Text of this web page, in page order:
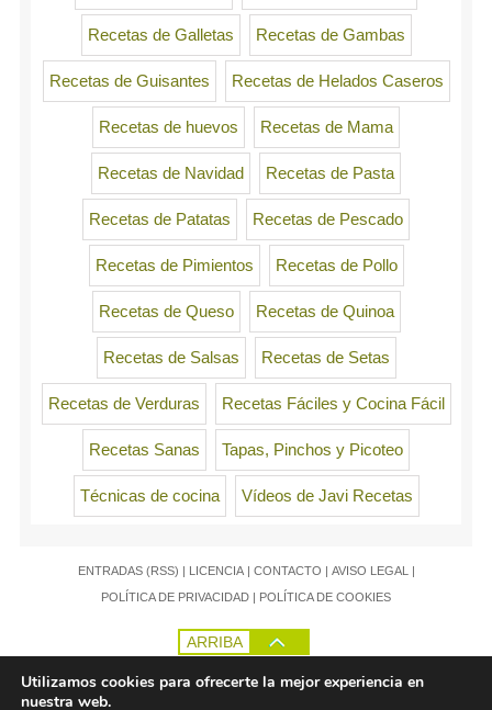
Recetas de Galletas Recetas de Gambas
Recetas de Guisantes Recetas de Helados Caseros
Recetas de huevos Recetas de Mama
Recetas de Navidad Recetas de Pasta
Recetas de Patatas Recetas de Pescado
Recetas de Pimientos Recetas de Pollo
Recetas de Queso Recetas de Quinoa
Recetas de Salsas Recetas de Setas
Recetas de Verduras Recetas Fáciles y Cocina Fácil
Recetas Sanas Tapas, Pinchos y Picoteo
Técnicas de cocina Vídeos de Javi Recetas
ENTRADAS (RSS) LICENCIA| CONTACTO AVISO LEGAL|
POLÍTICA DE PRIVACIDAD
POLÍTICA DE COOKIES
ARRIBA
Utilizamos cookies para ofrecerte la mejor experiencia en
nuestra web.